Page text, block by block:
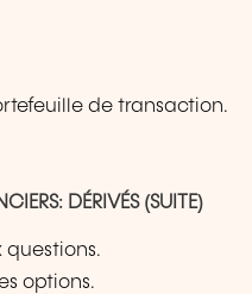
de transaction.
DÉRIVÉS (SUITE)
questions.
options.